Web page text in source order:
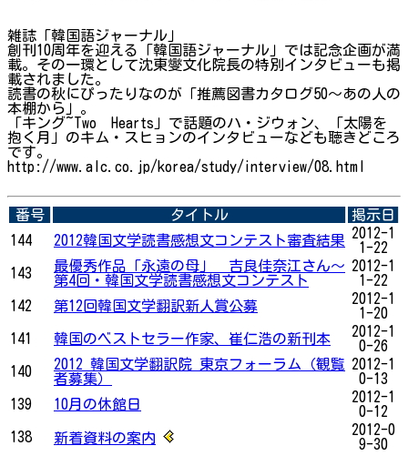
雑誌「韓国語ジャーナル」
創刊10周年を迎える「韓国語ジャーナル」では記念企画が満
載。その一環として沈東燮文化院長の特別インタビューも掲
載されました。
読書の秋にぴったりなのが「推薦図書カタログ50～あの人の
本棚から」。
「キング~Two Hearts」で話題のハ・ジウォン、「太陽を
抱く月」のキム・スヒョンのインタビューなども聴きどころ
です。
http://www.alc.co.jp/korea/study/interview/08.html
番号 タイトル
掲示日
144
2012韓国文学読書感想文コンテスト審査結果 2012-1
1-22
143
最優秀作品「永遠の母」 吉良佳奈江さん～
第4回・韓国文学読書感想文コンテスト
2012-1
1-22
142
第12回韓国文学翻訳新人賞公募
2012-1
1-20
141
韓国のベストセラー作家、崔仁浩の新刊本
2012-1
0-26
140
2012 韓国文学翻訳院 東京フォーラム（観覧
者募集）
2012-1
0-13
139
10月の休館日
2012-1
0-12
138
新着資料の案内
2012-0
9-30